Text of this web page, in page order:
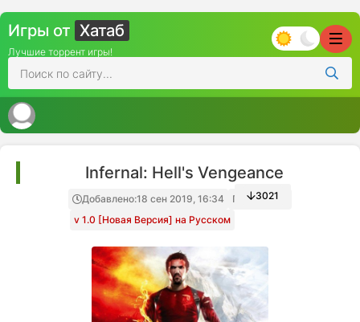
Игры от Хатаб
Лучшие торрент игры!
Infernal: Hell's Vengeance
Добавлено:18 сен 2019, 16:34
Папка игры
v 1.0 [Новая Версия] на Русском
3021